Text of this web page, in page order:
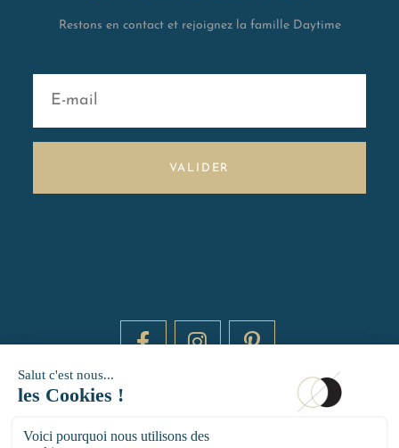
Restons en contact et rejoignez la famille Daytime
VALIDER